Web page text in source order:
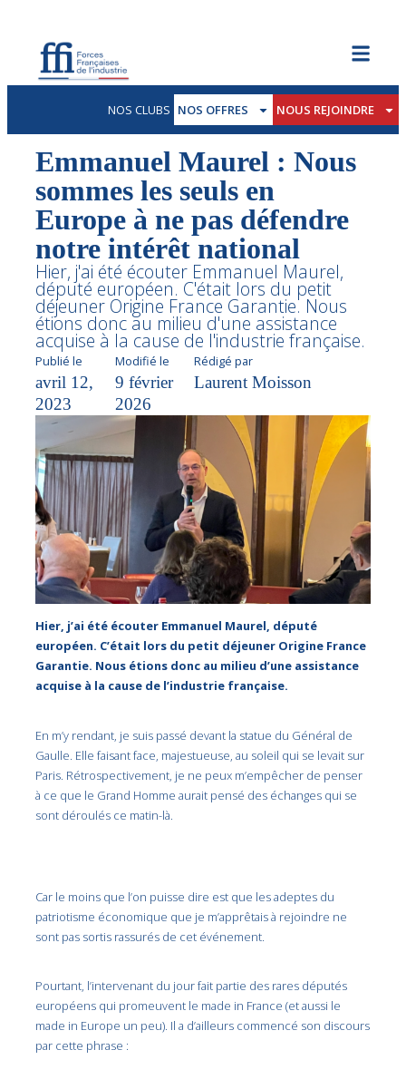
NOS CLUBS NOS OFFRES NOUS REJOINDRE
Emmanuel Maurel : Nous
sommes les seuls en
Europe à ne pas défendre
notre intérêt national
Hier, j'ai été écouter Emmanuel Maurel,
député européen. C'était lors du petit
déjeuner Origine France Garantie. Nous
étions donc au milieu d'une assistance
acquise à la cause de l'industrie française.
Publié le
avril 12,
2023
Modifié le
9 février
2026
Rédigé par
Laurent Moisson
Hier, j’ai été écouter Emmanuel Maurel, député
européen. C’était lors du petit déjeuner Origine France
Garantie. Nous étions donc au milieu d’une assistance
acquise à la cause de l’industrie française.
En m’y rendant, je suis passé devant la statue du Général de
Gaulle. Elle faisant face, majestueuse, au soleil qui se levait sur
Paris. Rétrospectivement, je ne peux m’empêcher de penser
à ce que le Grand Homme aurait pensé des échanges qui se
sont déroulés ce matin-là.
Car le moins que l’on puisse dire est que les adeptes du
patriotisme économique que je m’apprêtais à rejoindre ne
sont pas sortis rassurés de cet événement.
Pourtant, l’intervenant du jour fait partie des rares députés
européens qui promeuvent le made in France (et aussi le
made in Europe un peu). Il a d’ailleurs commencé son discours
par cette phrase :